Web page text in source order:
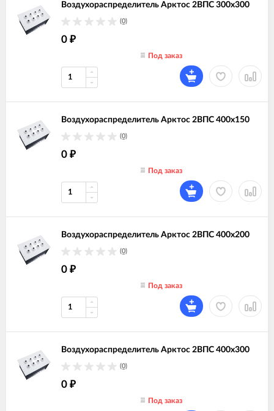
Воздухораспределитель Арктос 2ВПС 300х300
(0)
0 ₽
Под заказ
Воздухораспределитель Арктос 2ВПС 400х150
(0)
0 ₽
Под заказ
Воздухораспределитель Арктос 2ВПС 400х200
(0)
0 ₽
Под заказ
Воздухораспределитель Арктос 2ВПС 400х300
(0)
0 ₽
Под заказ